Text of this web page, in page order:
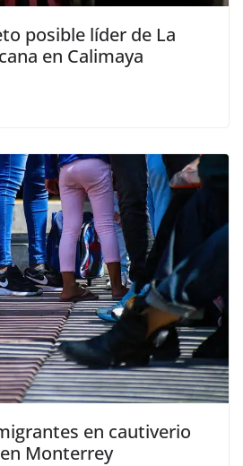
posible líder de La
en Calimaya
en cautiverio
Monterrey